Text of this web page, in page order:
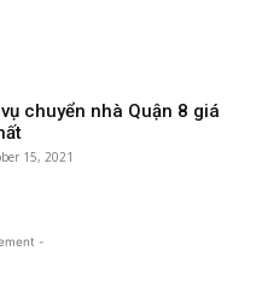
chuyển nhà Quận 8 giá
15, 2021
-